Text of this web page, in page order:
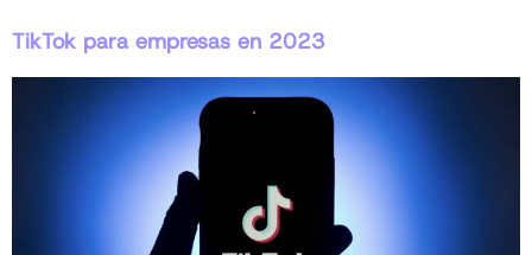
TikTok para empresas en 2023